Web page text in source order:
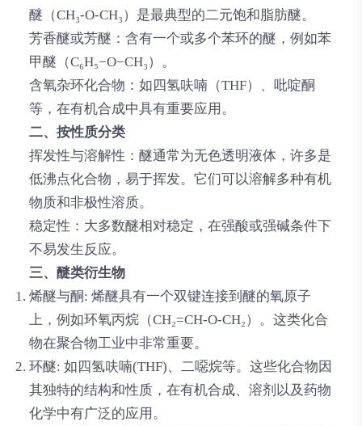
醚（CH₃-O-CH₃）是最典型的二元饱和脂肪醚。
芳香醚或芳醚 ：含有一个或多个苯环的醚，例如苯
甲醚（C₆H₅−O−CH₃）。
含氧杂环化合物 ：如四氢呋喃（THF）、吡啶酮
等，在有机合成中具有重要应用。
二、按性质分类
挥发性与溶解性 ：醚通常为无色透明液体，许多是
低沸点化合物，易于挥发。它们可以溶解多种有机
物质和非极性溶质。
稳定性 ：大多数醚相对稳定，在强酸或强碱条件下
不易发生反应。
三、醚类衍生物
烯醚与酮: 烯醚具有一个双键连接到醚的氧原子
上，例如环氧丙烷（CH₂=CH-O-CH₂）。这类化合
物在聚合物工业中非常重要。
环醚: 如四氢呋喃(THF)、二噁烷等。这些化合物因
其独特的结构和性质，在有机合成、溶剂以及药物
化学中有广泛的应用。